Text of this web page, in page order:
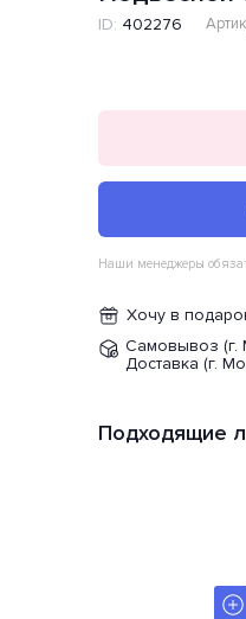
ID: 402276
Наши менеджеры
Хочу в
Самовывоз (г.
Доставка (г.
Подходящие